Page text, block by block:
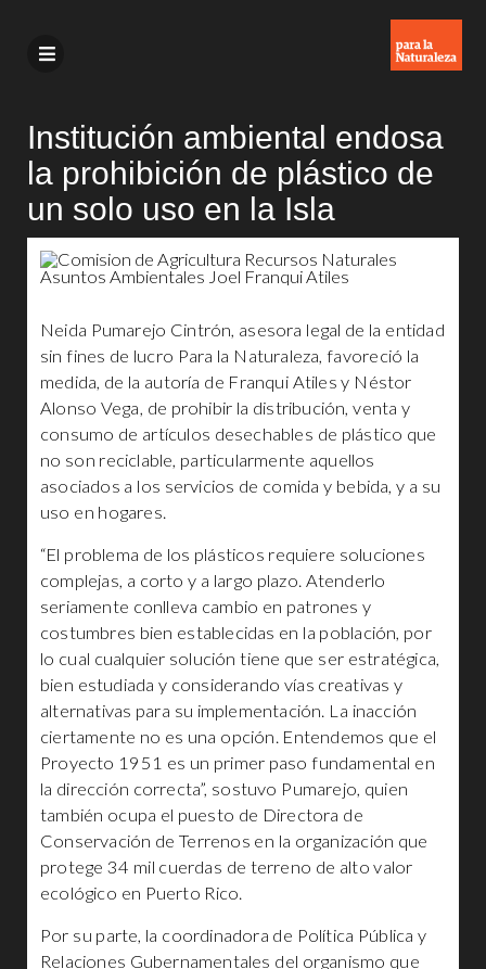
Institución ambiental endosa
la prohibición de plástico de
un solo uso en la Isla
Neida Pumarejo Cintrón, asesora legal de la entidad
sin fines de lucro Para la Naturaleza, favoreció la
medida, de la autoría de Franqui Atiles y Néstor
Alonso Vega, de prohibir la distribución, venta y
consumo de artículos desechables de plástico que
no son reciclable, particularmente aquellos
asociados a los servicios de comida y bebida, y a su
uso en hogares.
“El problema de los plásticos requiere soluciones
complejas, a corto y a largo plazo. Atenderlo
seriamente conlleva cambio en patrones y
costumbres bien establecidas en la población, por
lo cual cualquier solución tiene que ser estratégica,
bien estudiada y considerando vías creativas y
alternativas para su implementación. La inacción
ciertamente no es una opción. Entendemos que el
Proyecto 1951 es un primer paso fundamental en
la dirección correcta”, sostuvo Pumarejo, quien
también ocupa el puesto de Directora de
Conservación de Terrenos en la organización que
protege 34 mil cuerdas de terreno de alto valor
ecológico en Puerto Rico.
Por su parte, la coordinadora de Política Pública y
Relaciones Gubernamentales del organismo que